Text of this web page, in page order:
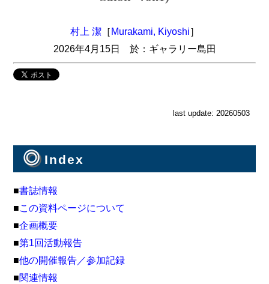
村上 潔［Murakami, Kiyoshi］
2026年4月15日 於：ギャラリー島田
last update: 20260503
◎ Index
■書誌情報
■この資料ページについて
■企画概要
■第1回活動報告
■他の開催報告／参加記録
■関連情報